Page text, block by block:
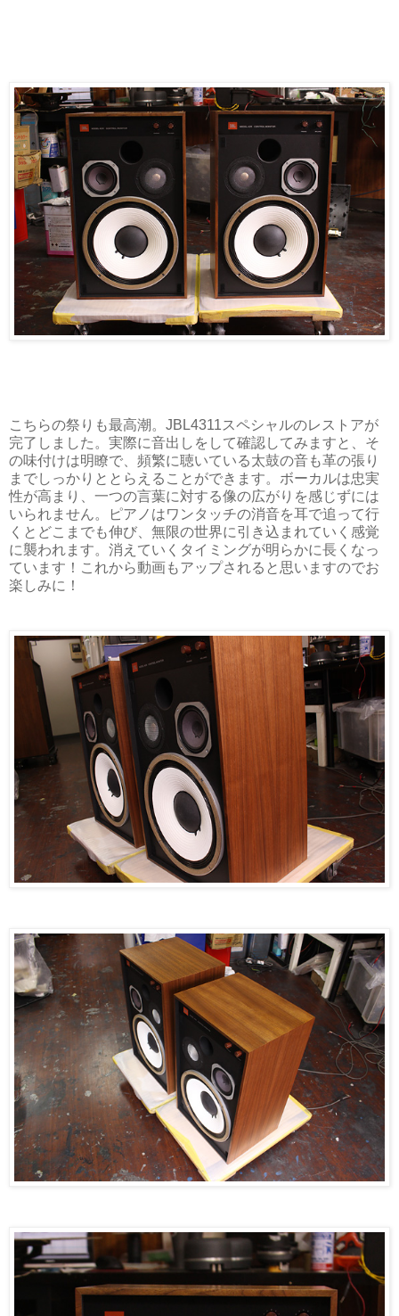
こちらの祭りも最高潮。JBL4311スペシャルのレストアが
完了しました。実際に音出しをして確認してみますと、そ
の味付けは明瞭で、頻繁に聴いている太鼓の音も革の張り
までしっかりととらえることができます。ボーカルは忠実
性が高まり、一つの言葉に対する像の広がりを感じずには
いられません。ピアノはワンタッチの消音を耳で追って行
くとどこまでも伸び、無限の世界に引き込まれていく感覚
に襲われます。消えていくタイミングが明らかに長くなっ
ています！これから動画もアップされると思いますのでお
楽しみに！